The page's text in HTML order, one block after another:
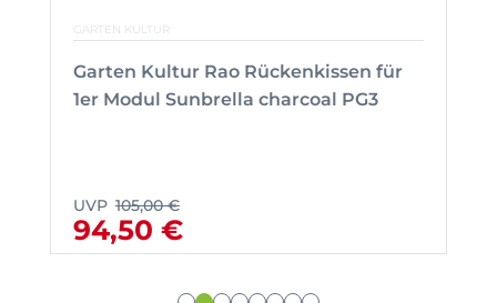
GARTEN KULTUR
Garten Kultur Rao Rückenkissen für
1er Modul Sunbrella charcoal PG3
UVP 105,00 €
94,50 €